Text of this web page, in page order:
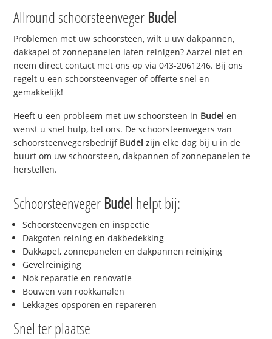
Allround schoorsteenveger Budel
Problemen met uw schoorsteen, wilt u uw dakpannen,
dakkapel of zonnepanelen laten reinigen? Aarzel niet en
neem direct contact met ons op via 043-2061246. Bij ons
regelt u een schoorsteenveger of offerte snel en
gemakkelijk!
Heeft u een probleem met uw schoorsteen in Budel en
wenst u snel hulp, bel ons. De schoorsteenvegers van
schoorsteenvegersbedrijf Budel zijn elke dag bij u in de
buurt om uw schoorsteen, dakpannen of zonnepanelen te
herstellen.
Schoorsteenveger Budel helpt bij:
Schoorsteenvegen en inspectie
Dakgoten reining en dakbedekking
Dakkapel, zonnepanelen en dakpannen reiniging
Gevelreiniging
Nok reparatie en renovatie
Bouwen van rookkanalen
Lekkages opsporen en repareren
Snel ter plaatse